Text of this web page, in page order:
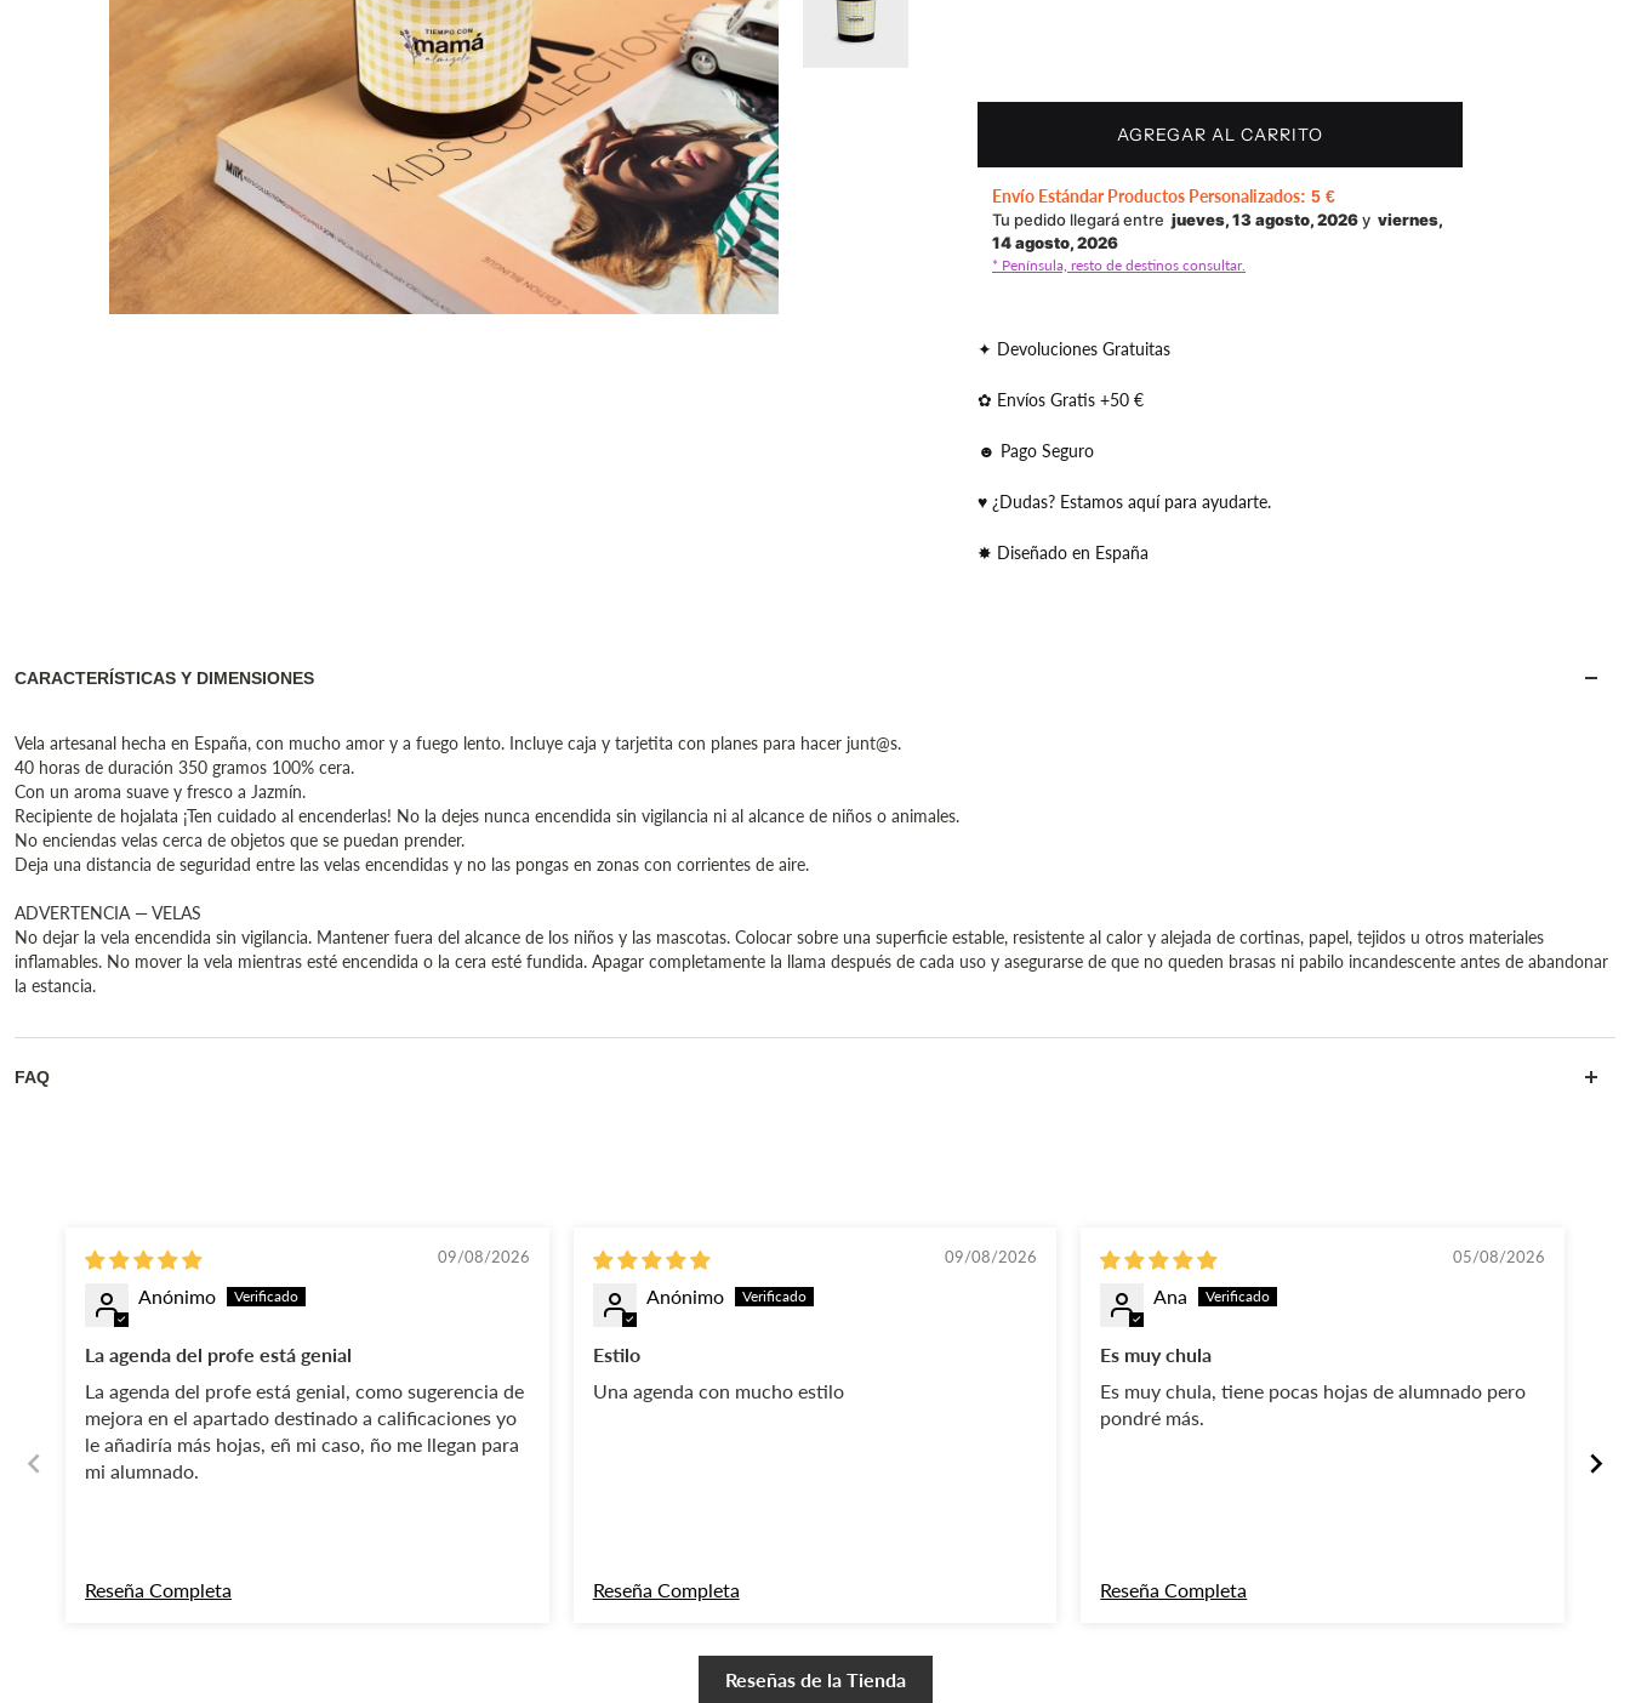
AGREGAR AL CARRITO
Envío Estándar Productos Personalizados: 5 €
Tu pedido llegará entre jueves, 13 agosto, 2026y viernes,
14 agosto, 2026
* Península, resto de destinos consultar.
✦ Devoluciones Gratuitas
✿ Envíos Gratis +50 €
☻ Pago Seguro
♥ ¿Dudas? Estamos aquí para ayudarte.
✸ Diseñado en España
CARACTERÍSTICAS Y DIMENSIONES
Vela artesanal hecha en España, con mucho amor y a fuego lento. Incluye caja y tarjetita con planes para hacer junt@s.
40 horas de duración 350 gramos 100% cera.
Con un aroma suave y fresco a Jazmín.
Recipiente de hojalata ¡Ten cuidado al encenderlas! No la dejes nunca encendida sin vigilancia ni al alcance de niños o animales.
No enciendas velas cerca de objetos que se puedan prender.
Deja una distancia de seguridad entre las velas encendidas y no las pongas en zonas con corrientes de aire.
ADVERTENCIA — VELAS
No dejar la vela encendida sin vigilancia. Mantener fuera del alcance de los niños y las mascotas. Colocar sobre una superficie estable, resistente al calor y alejada de cortinas, papel, tejidos u otros materiales
inflamables. No mover la vela mientras esté encendida o la cera esté fundida. Apagar completamente la llama después de cada uso y asegurarse de que no queden brasas ni pabilo incandescente antes de abandonar
la estancia.
FAQ
09/08/2026
Anónimo
La agenda del profe está genial
La agenda del profe está genial, como sugerencia de
mejora en el apartado destinado a calificaciones yo
le añadiría más hojas, eñ mi caso, ño me llegan para
mi alumnado.
Reseña Completa
09/08/2026
Anónimo
Estilo
Una agenda con mucho estilo
Reseña Completa
05/08/2026
Ana
Es muy chula
Es muy chula, tiene pocas hojas de alumnado pero
pondré más.
Reseña Completa
Reseñas de la Tienda
por apuntarte a nuestra